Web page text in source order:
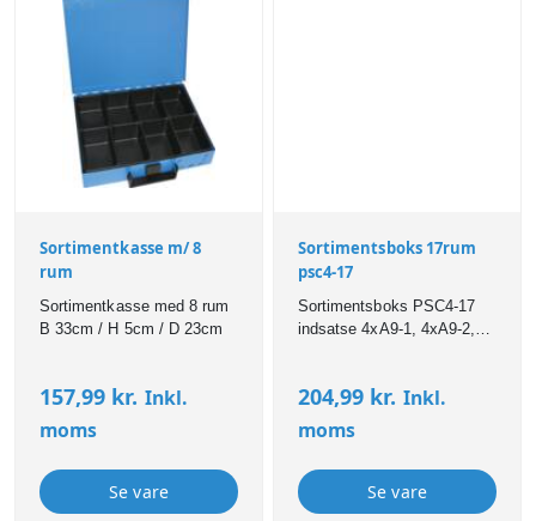
Sortimentkasse m/ 8
rum
Sortimentkasse med 8 rum
B 33cm / H 5cm / D 23cm
157,99 kr. Inkl.
moms
Se vare
Sortimentsboks 17rum
psc4-17
Sortimentsboks PSC4-17
indsatse 4xA9-1, 4xA9-2,
204,99 kr. Inkl.
moms
Se vare